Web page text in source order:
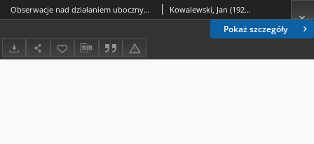
Pokaż szczegóły
Obserwacje nad działaniem ubocznym ACTH i kortykosterydów Kowalewski, Jan (1921- ); Zatońska, Izabella